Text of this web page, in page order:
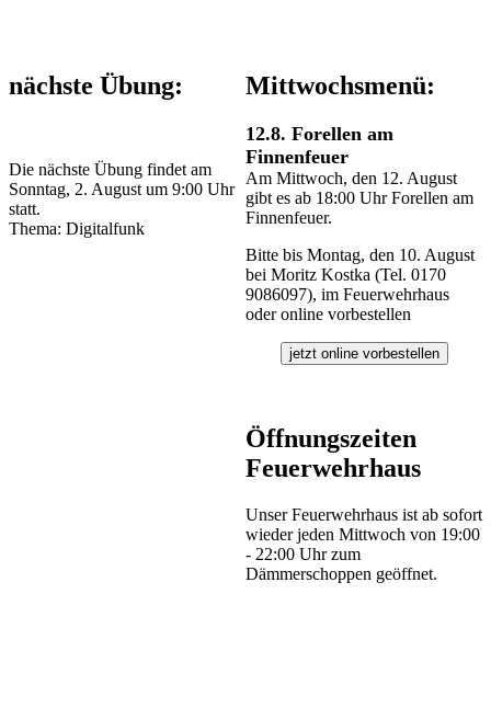
nächste Übung:
Die nächste Übung findet am
Sonntag, 2. August um 9:00 Uhr
statt.
Thema: Digitalfunk
Mittwochsmenü:
12.8. Forellen am
Finnenfeuer
Am Mittwoch, den 12. August
gibt es ab 18:00 Uhr Forellen am
Finnenfeuer.
Bitte bis Montag, den 10. August
bei Moritz Kostka (Tel. 0170
9086097), im Feuerwehrhaus
oder online vorbestellen
jetzt online vorbestellen
Öffnungszeiten
Feuerwehrhaus
Unser Feuerwehrhaus ist ab sofort
wieder jeden Mittwoch von 19:00
- 22:00 Uhr zum
Dämmerschoppen geöffnet.